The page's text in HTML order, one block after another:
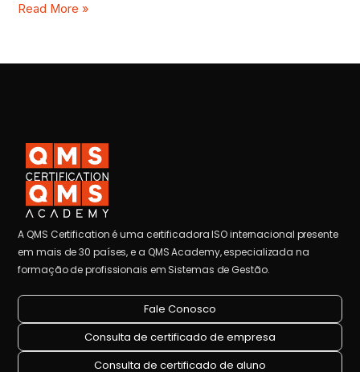
Read More »
A QMS Certification é uma certificadora ISO internacional presente
em mais de 30 países, e a QMS Academy, especializada na
formação de profissionais em Sistemas de Gestão.
Fale Conosco
Consulta de certificado de empresa
Consulta de certificado de aluno